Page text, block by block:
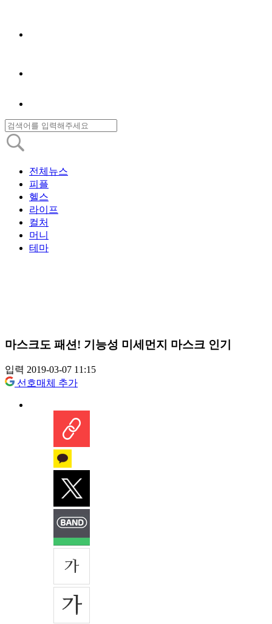
전체뉴스
피플
헬스
라이프
컬처
머니
테마
마스크도 패션! 기능성 미세먼지 마스크 인기
입력 2019-03-07 11:15
선호매체 추가